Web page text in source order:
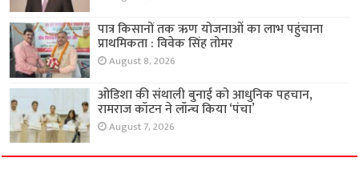
पात्र किसानों तक ऋण योजनाओं का लाभ पहुंचाना
प्राथमिकता : विवेक सिंह तोमर
August 8, 2026
ओडिशा की संथाली बुनाई को आधुनिक पहचान,
रामराज कॉटन ने लॉन्च किया ‘पंचा’
August 7, 2026